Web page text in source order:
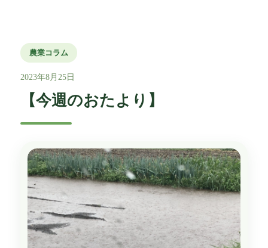
農業コラム
2023年8月25日
【今週のおたより】